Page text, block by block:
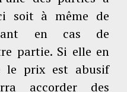
soit à même de
en cas de
partie. Si elle en
le prix est abusif
accorder des